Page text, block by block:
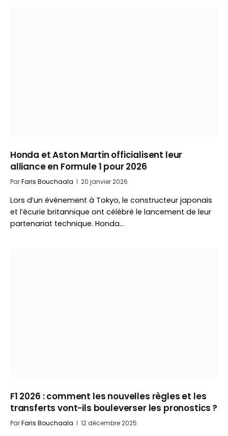
Honda et Aston Martin officialisent leur
alliance en Formule 1 pour 2026
ParFaris Bouchaala 20 janvier 2026
Lors d’un événement à Tokyo, le constructeur japonais
et l’écurie britannique ont célébré le lancement de leur
partenariat technique. Honda…
F1 2026 : comment les nouvelles règles et les
transferts vont-ils bouleverser les pronostics ?
ParFaris Bouchaala 12 décembre 2025